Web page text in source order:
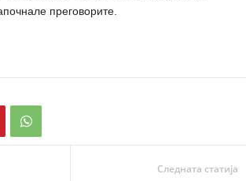
преговорите.
Следната статија